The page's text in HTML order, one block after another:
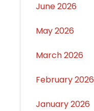
June 2026
May 2026
March 2026
February 2026
January 2026